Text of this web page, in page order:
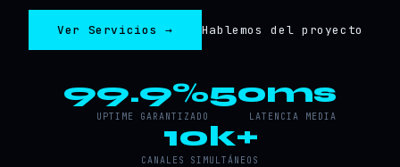
Ver Servicios → Hablemos del proyecto
99.9%
UPTIME GARANTIZADO
50ms
LATENCIA MEDIA
10k+
CANALES SIMULTÁNEOS